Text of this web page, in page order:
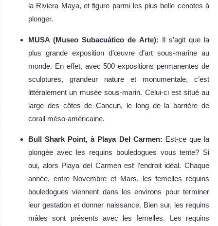
la Riviera Maya, et figure parmi les plus belle cenotes à
plonger.
MUSA (Museo Subacuático de Arte): Il s’agit que la
plus grande exposition d’œuvre d’art sous-marine au
monde. En effet, avec 500 expositions permanentes de
sculptures, grandeur nature et monumentale, c’est
littéralement un musée sous-marin. Celui-ci est situé au
large des côtes de Cancun, le long de la barrière de
corail méso-américaine.
Bull Shark Point, à Playa Del Carmen: Est-ce que la
plongée avec les requins bouledogues vous tente? Si
oui, alors Playa del Carmen est l’endroit idéal. Chaque
année, entre Novembre et Mars, les femelles requins
bouledogues viennent dans les environs pour terminer
leur gestation et donner naissance. Bien sur, les requins
mâles sont présents avec les femelles. Les requins